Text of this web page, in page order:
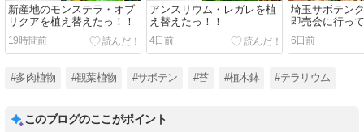
新産地のモンステラ・オブ
リクアを植え替えたっ！！
19時間前
アンスリウム・レガレを植
え替えたっ！！
4日前
埼玉サボテン
即売会に行っ
6日前
#多肉植物 #観葉植物 #サボテン #苔 #植木鉢 #テラリウム
このブログのここがポイント